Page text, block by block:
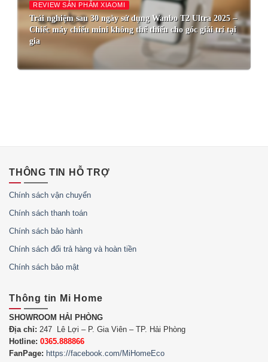
REVIEW SẢN PHẨM XIAOMI
Trải nghiệm sau 30 ngày sử dụng Wanbo T2 Ultra 2025 –
Chiếc máy chiếu mini không thể thiếu cho góc giải trí tại
gia
THÔNG TIN HỖ TRỢ
Chính sách vận chuyển
Chính sách thanh toán
Chính sách bảo hành
Chính sách đổi trả hàng và hoàn tiền
Chính sách bảo mật
Thông tin Mi Home
SHOWROOM HẢI PHÒNG
Địa chỉ: 247 Lê Lợi – P. Gia Viên – TP. Hải Phòng
Hotline: 0365.888866
FanPage: https://facebook.com/MiHomeEco